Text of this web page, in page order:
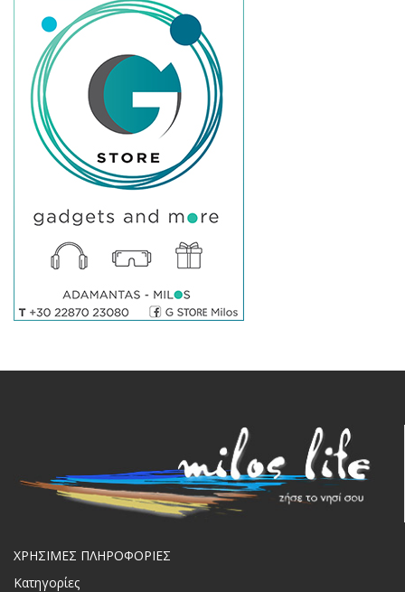
ΧΡΗΣΙΜΕΣ ΠΛΗΡΟΦΟΡΙΕΣ
Κατηγορίες